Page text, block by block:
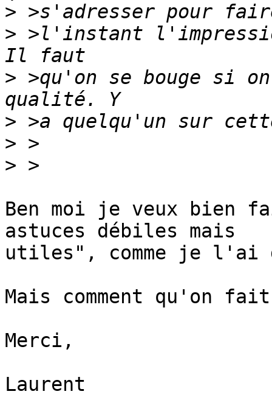
>
> >l'instant
> >qu'on se bouge si
>
>
>
Ben moi je veux bien
astuces débiles mais
utiles", comme je
Mais comment qu'on
Merci,
Laurent